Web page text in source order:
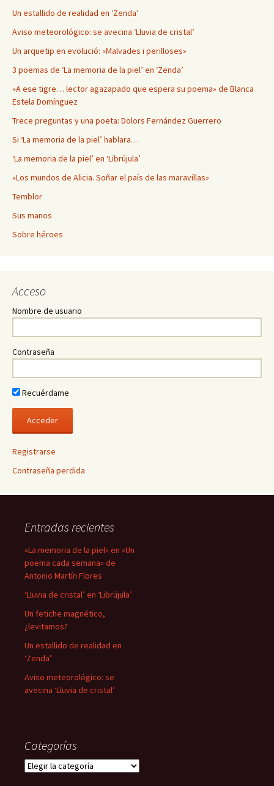
Un estallido de realidad en ‘Zenda’
Aviso meteorológico: se avecina ‘Lluvia de cristal’
Un arquetip en evolució: «Malvades i perilloses»
3 poemas de ‘La memoria de la piel’ en ‘Zenda’
«A ese tigre… lector agazapado que espera su poema» de Blanca
Estela Domínguez
Trece preguntas y una poeta: Dolors Fernández Guerrero
Si ‘La memoria de la piel’ hablara…
‘La memoria de la piel’ en ‘Librújula’
«Los mundos de Alicia. Soñar el país de las maravillas»
Temblor
Sus manos
Sobre héroes
Acceso
Nombre de usuario
Contraseña
Recuérdame
Registrarse
Contraseña perdida
Entradas recientes
«La memoria de la piel» en «Un
poema cada semana» de
Antonio Martín Flores
‘Lluvia de cristal’ en ‘Librújula’
Un fetiche magnético,
¿levitamos?
Un estallido de realidad en
‘Zenda’
Aviso meteorológico: se
avecina ‘Lluvia de cristal’
Categorías
Categorías